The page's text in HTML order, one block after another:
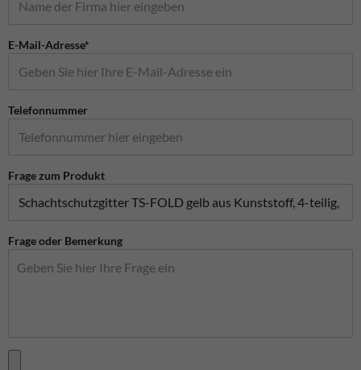
E-Mail-Adresse*
Telefonnummer
Frage zum Produkt
Frage oder Bemerkung